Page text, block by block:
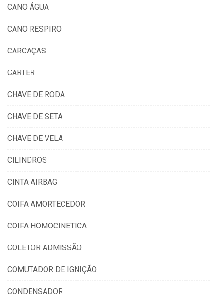
CANO ÁGUA
CANO RESPIRO
CARCAÇAS
CARTER
CHAVE DE RODA
CHAVE DE SETA
CHAVE DE VELA
CILINDROS
CINTA AIRBAG
COIFA AMORTECEDOR
COIFA HOMOCINETICA
COLETOR ADMISSÃO
COMUTADOR DE IGNIÇÃO
CONDENSADOR